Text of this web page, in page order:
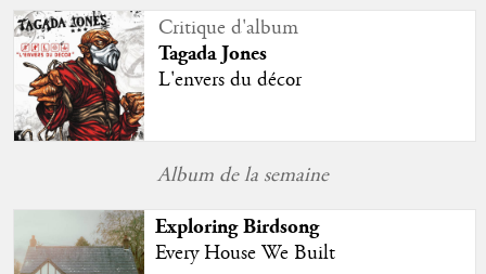
Critique d'album
Tagada Jones
L'envers du décor
Album de la semaine
Exploring Birdsong
Every House We Built